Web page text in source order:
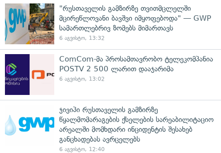
"რუსთაველის გამზირზე თვითმცლელში
მცირეწლოვანი ბავშვი იმყოფებოდა" — GWP
სამართლებრივ ზომებს მიმართავს
6 აგვისტო, 13:32
ComCom-მა პროსამთავრობო ტელეკომპანია
POSTV 2 500 ლარით დააჯარიმა
6 აგვისტო, 13:02
ჯივიპი რუსთაველის გამზირზე
წყალმომარაგების ქსელების სარეაბილიტაციო
არეალში მომხდარი ინციდენტის შესახებ
განცხადებას ავრცელებს
6 აგვისტო, 12:40